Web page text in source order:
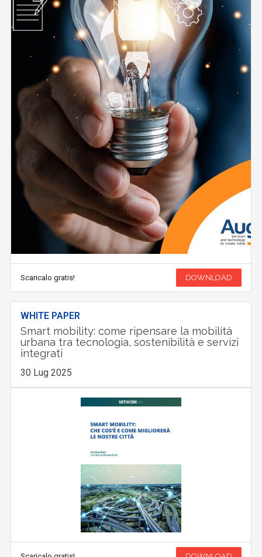
Scaricalo gratis! DOWNLOAD
WHITE PAPER
Smart mobility: come ripensare la mobilità
urbana tra tecnologia, sostenibilità e servizi
integrati
30 Lug 2025